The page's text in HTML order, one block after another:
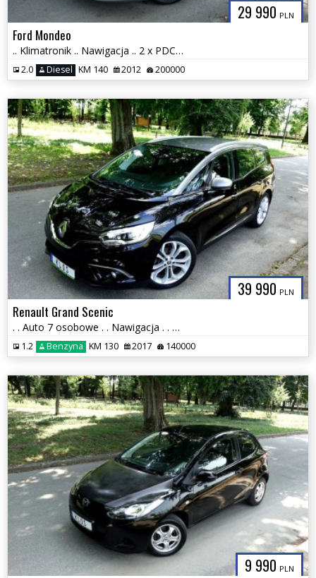
29 990 PLN
Ford Mondeo
.. Klimatronik .. Nawigacja .. 2 x PDC .. Grzane Fotele .. Stan BDB ..
2.0 Diesel KM 140 2012 200000
39 990 PLN
Renault Grand Scenic
. . Auto 7 osobowe . . Nawigacja . . Klimatronik . . 2 x PDC . . Ledy
1.2 Benzyna KM 130 2017 140000
9 990 PLN